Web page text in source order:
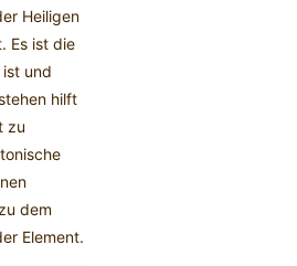
Heiligen
Es ist die
ist und
hilft
zu
dem
Element.